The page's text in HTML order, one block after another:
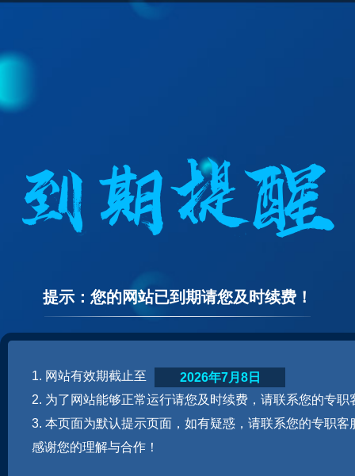
提示：您的网站已到期请您及时续费！
1. 网站有效期截止至
2. 为了网站能够正常运行请您及时续费，请联系您的专职
3. 本页面为默认提示页面，如有疑惑，请联系您的专职客
感谢您的理解与合作！
2026年7月8日